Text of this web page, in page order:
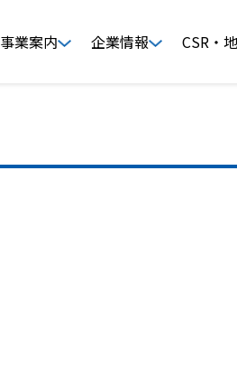
事業案内 企業情報 CSR・